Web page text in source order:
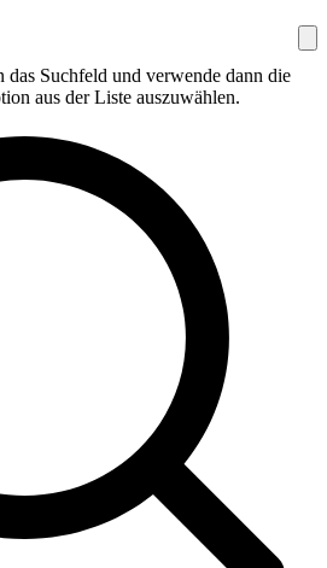
Suchfeld und verwende dann die
aus der Liste auszuwählen.